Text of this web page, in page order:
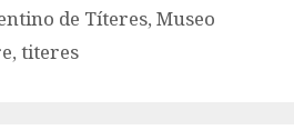
de Títeres, Museo
, titeres